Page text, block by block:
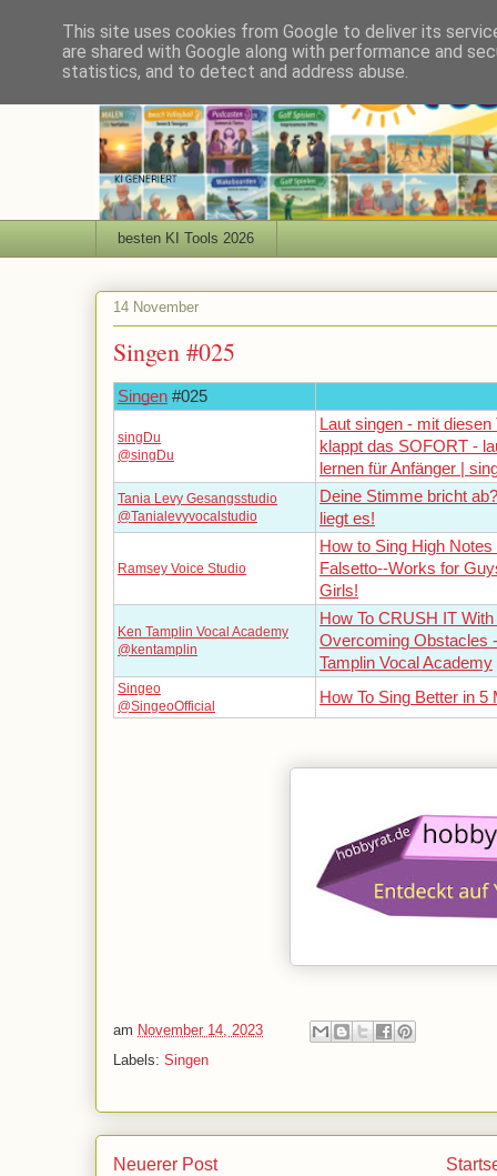
besten KI Tools 2026
14 November
Singen #025
Singen #025
singDu
@singDu
Laut singen - mit diesen
klappt das SOFORT -
lernen für Anfänger |
Tania Levy Gesangsstudio
@Tanialevyvocalstudio
Deine Stimme bricht
liegt es!
Ramsey Voice Studio
How to Sing High Notes
Falsetto--Works for
Girls!
Ken Tamplin Vocal Academy
@kentamplin
How To CRUSH IT
Overcoming Obstacles
Tamplin Vocal Academy
Singeo
@SingeoOfficial
How To Sing Better in 5
am November 14, 2023
Labels: Singen
Neuerer Post
This site uses cookies from Google to deliver its
are shared with Google along with performance and
statistics, and to detect and address abuse.